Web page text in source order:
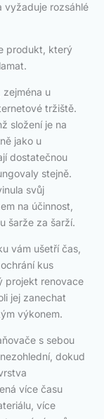
vyžaduje rozsáhlé
produkt, který
u
tržiště.
složení je na
jako u
dostatečnou
stejně.
svůj
na účinnost,
šarže za šarží.
vám ušetří čas,
kus
projekt renovace
jej zanechat
výkonem.
s sebou
dokud
více času
více